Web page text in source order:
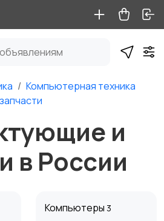
Компьютерная техника
и
в России
Компьютеры 3